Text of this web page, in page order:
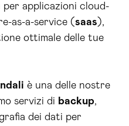
per applicazioni cloud-
as-a-service (saas ),
ottimale delle tue
è una delle nostre
servizi di backup,
dei dati per